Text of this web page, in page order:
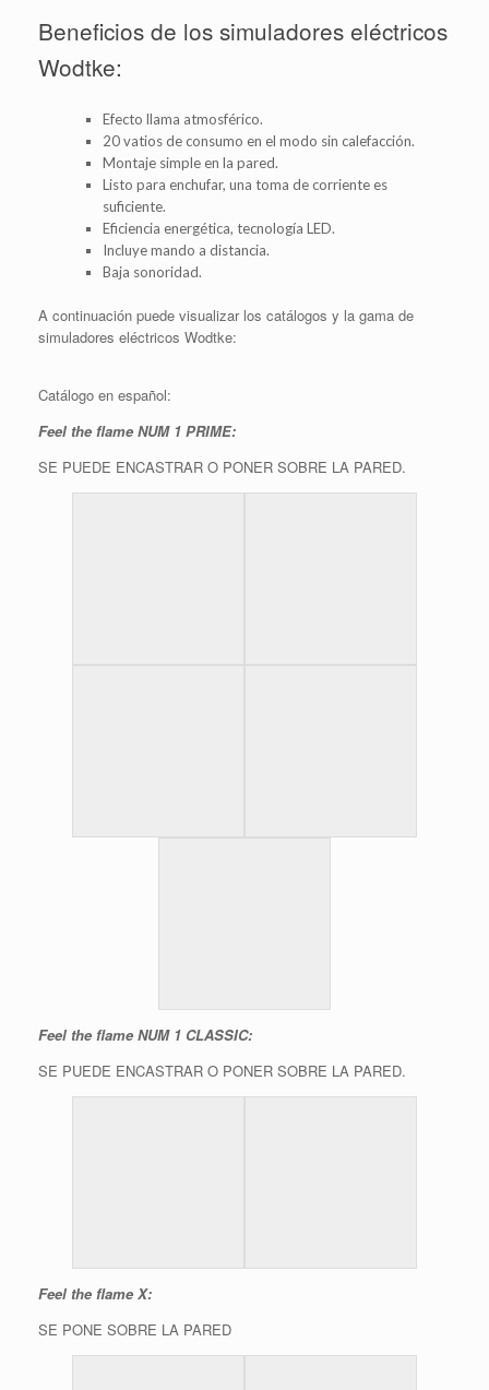
Beneficios de los simuladores eléctricos
Wodtke:
Efecto llama atmosférico.
20 vatios de consumo en el modo sin calefacción.
Montaje simple en la pared.
Listo para enchufar, una toma de corriente es
suficiente.
Eficiencia energética, tecnología LED.
Incluye mando a distancia.
Baja sonoridad.
A continuación puede visualizar los catálogos y la gama de
simuladores eléctricos Wodtke:
Catálogo en español:
Feel the flame NUM 1 PRIME:
SE PUEDE ENCASTRAR O PONER SOBRE LA PARED.
Feel the flame NUM 1 CLASSIC:
SE PUEDE ENCASTRAR O PONER SOBRE LA PARED.
Feel the flame X:
SE PONE SOBRE LA PARED